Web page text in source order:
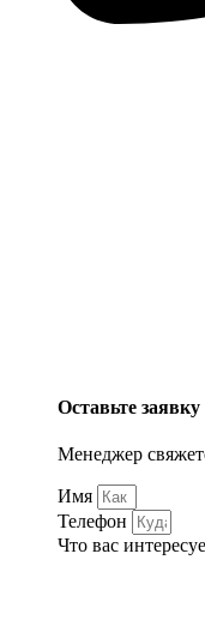
Оставьте заявку
Менеджер
Имя
Телефон
Что вас